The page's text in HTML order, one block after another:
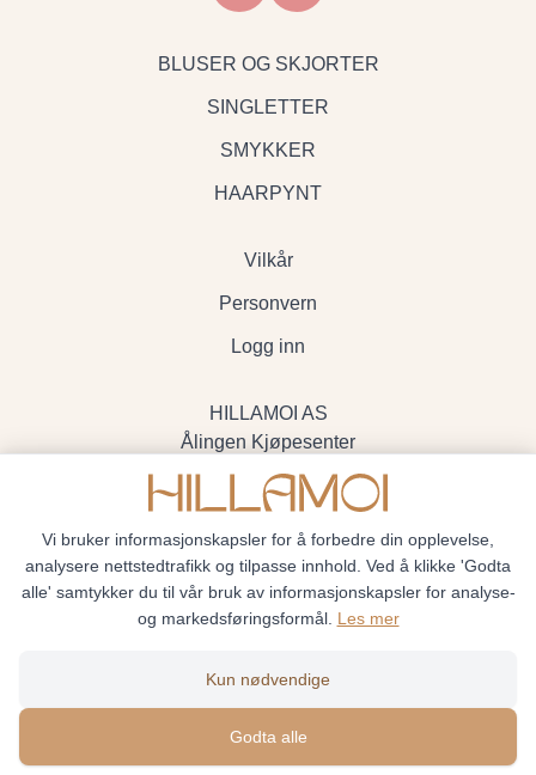
BLUSER OG SKJORTER
SINGLETTER
SMYKKER
HAARPYNT
Vilkår
Personvern
Logg inn
HILLAMOI AS
Ålingen Kjøpesenter
Myrenvegen 19, 3570 Ål
- Org.nr. 928705234
Siden driftes avShoplabs
Vi bruker informasjonskapsler for å forbedre din opplevelse,
analysere nettstedtrafikk og tilpasse innhold. Ved å klikke 'Godta
alle' samtykker du til vår bruk av informasjonskapsler for analyse-
og markedsføringsformål. Les mer
Kun nødvendige
Godta alle